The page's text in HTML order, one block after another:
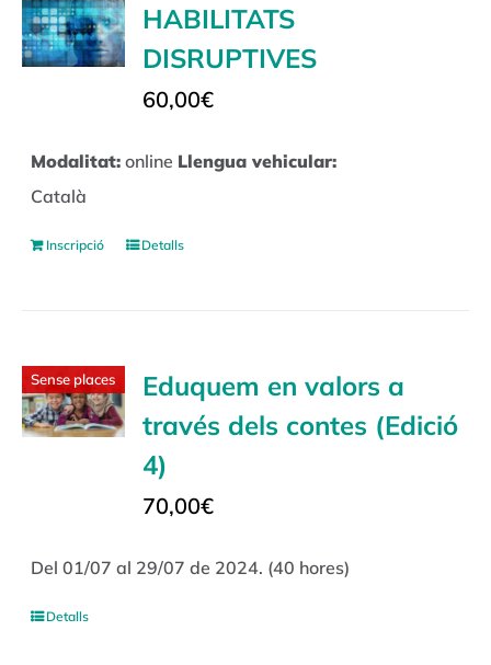
HABILITATS
DISRUPTIVES
60,00€
Modalitat: online Llengua vehicular:
Català
Inscripció Detalls
Sense places
Eduquem en valors a
través dels contes (Edició
4)
70,00€
Del 01/07 al 29/07 de 2024. (40 hores)
Detalls